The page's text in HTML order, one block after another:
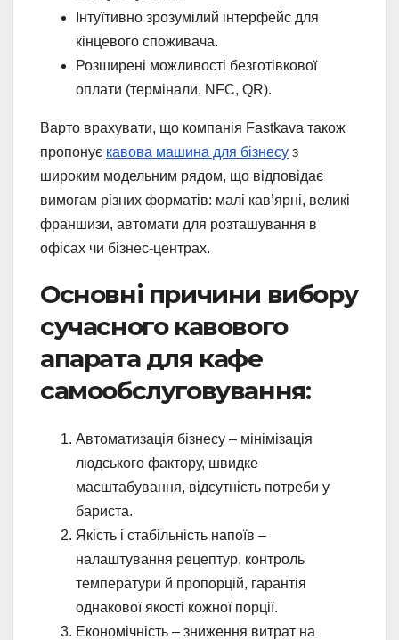
Інтуїтивно зрозумілий інтерфейс для
кінцевого споживача.
Розширені можливості безготівкової
оплати (термінали, NFC, QR).
Варто врахувати, що компанія Fastkava також
пропонує кавова машина для бізнесу з
широким модельним рядом, що відповідає
вимогам різних форматів: малі кав’ярні, великі
франшизи, автомати для розташування в
офісах чи бізнес-центрах.
Основні причини вибору
сучасного кавового
апарата для кафе
самообслуговування:
Автоматизація бізнесу – мінімізація
людського фактору, швидке
масштабування, відсутність потреби у
бариста.
Якість і стабільність напоїв –
налаштування рецептур, контроль
температури й пропорцій, гарантія
однакової якості кожної порції.
Економічність – зниження витрат на